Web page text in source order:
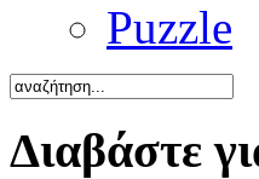
Puzzle
Διαβάστε